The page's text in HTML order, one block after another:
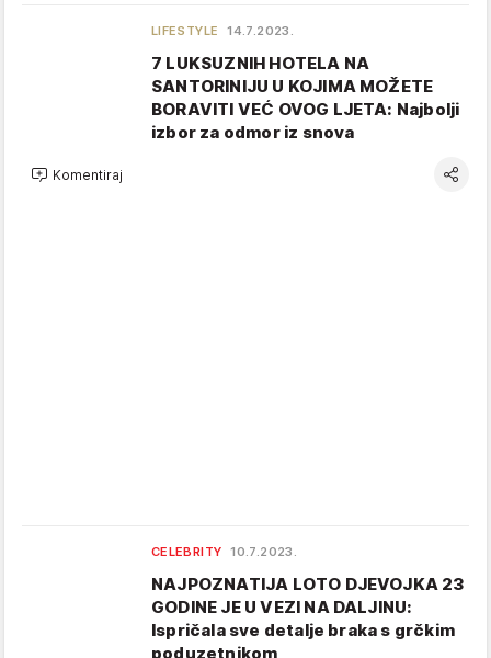
LIFESTYLE 14.7.2023.
7 LUKSUZNIH HOTELA NA
SANTORINIJU U KOJIMA MOŽETE
BORAVITI VEĆ OVOG LJETA: Najbolji
izbor za odmor iz snova
Komentiraj
CELEBRITY 10.7.2023.
NAJPOZNATIJA LOTO DJEVOJKA 23
GODINE JE U VEZI NA DALJINU:
Ispričala sve detalje braka s grčkim
poduzetnikom